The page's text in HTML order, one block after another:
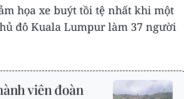
họa xe buýt tồi tệ nhất khi một
đô Kuala Lumpur làm 37 người
viên đoàn